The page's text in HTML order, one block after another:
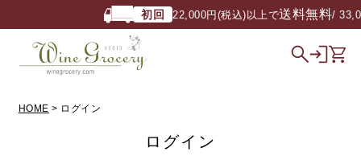
初回 22,000円(税込)以上で送料無料/
HOME ログイン
ログイン